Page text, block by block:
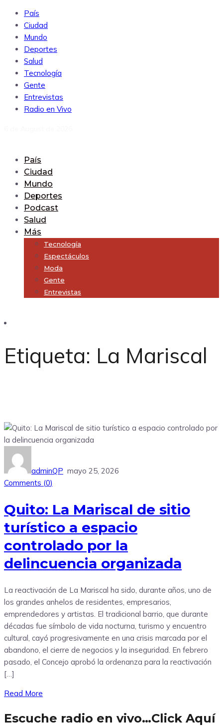
País
Ciudad
Mundo
Deportes
Salud
Tecnología
Gente
Entrevistas
Radio en Vivo
País
Ciudad
Mundo
Deportes
Podcast
Salud
Más
Tecnología
Espectáculos
Moda
Gente
Entrevistas
Etiqueta: La Mariscal
adminQP mayo 25, 2026
Comments (0)
Quito: La Mariscal de sitio
turístico a espacio
controlado por la
delincuencia organizada
La reactivación de La Mariscal ha sido, durante años, uno de
los grandes anhelos de residentes, empresarios,
emprendedores y artistas. El tradicional barrio, que durante
décadas fue símbolo de vida nocturna, turismo y encuentro
cultural, cayó progresivamente en una crisis marcada por el
abandono, el cierre de negocios y la inseguridad. En febrero
pasado, el Concejo aprobó la ordenanza para la reactivación
[…]
Read More
Escuche radio en vivo…Click Aquí